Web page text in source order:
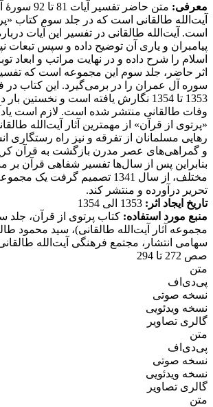
معرفی:
متن حاضر
آیت‌الله طالقانی است که در جلد سوم کتاب
است. آیت‌الله طالقانی در تفسیر این آیات
پیامبران و یاری آن توضیح داده و سپس تبعات
اسلام را شرح داده و در نهایت مراتب و ابعاد
سوره آل عمران را در برمی‌گیرد. این کتاب
وفات طالقانی منتشر شده است. لازم است
«پرتوی از قرآن» از مهمترین آثار آیت‌الله
رهایی مسلمانان از تفرقه و نیز راه رستگاری
و گمراهی‌های عصر مدرن بازگشت به قرآن
بنابراین پس از سال‌ها تفسیر شفاهی قرآن بر
مختلف، از سال 1341 تصمیم گرفت
تحریر درآورده و منتشر کند.
تاریخ ایجاد اثر: 1353 الی 1354
منبع مورد استفاده: کتاب پرتوی از قرآن، جلد
مجموعه آثار آیت‌الله طالقانی)، سید محمود
صص 272 تا 294
متن
پی‌دی‌اف
نسخه صوتی
نسخه ویدئویی
گالری تصاویر
متن
پی‌دی‌اف
نسخه صوتی
نسخه ویدئویی
گالری تصاویر
متن